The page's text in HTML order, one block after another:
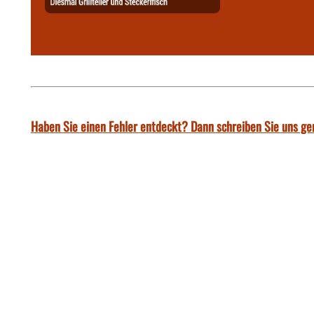
Haben Sie einen Fehler entdeckt? Dann schreiben Sie uns